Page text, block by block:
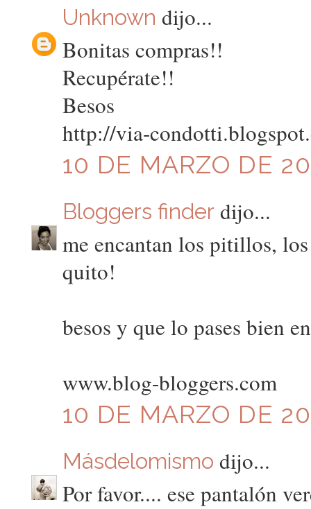
Unknown dijo...
Bonitas compras!!
Recupérate!!
Besos
http://via-
10 DE MARZO DE
Bloggers finder dijo...
me encantan los pitillos,
quito!
besos y que lo pases bien
www.blog-bloggers.com
10 DE MARZO DE
Másdelomismo dijo...
Por favor.... ese pantalón